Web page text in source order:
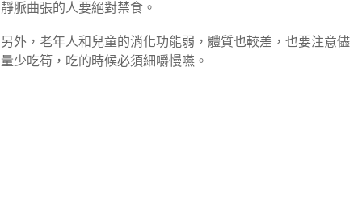
靜脈曲張的人要絕對禁食。
另外，老年人和兒童的消化功能弱，體質也較差，也要注意儘
量少吃筍，吃的時候必須細嚼慢嚥。